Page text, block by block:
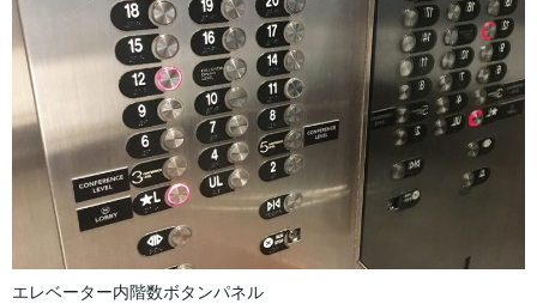
エレベーター内階数ボタンパネル